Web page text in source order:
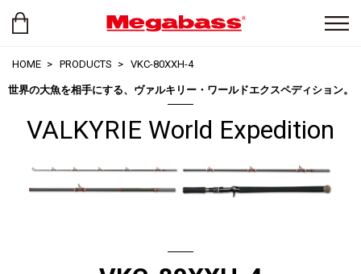
HOME PRODUCTS VKC-80XXH-4
世界の大魚を相手にする、ヴァルキリー・ワールドエクスペディション。
VALKYRIE World Expedition